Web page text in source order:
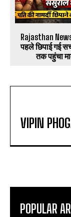
Rajasthan
पहले छिपाई गई
तक पहुंचा
VIPIN
POPULAR